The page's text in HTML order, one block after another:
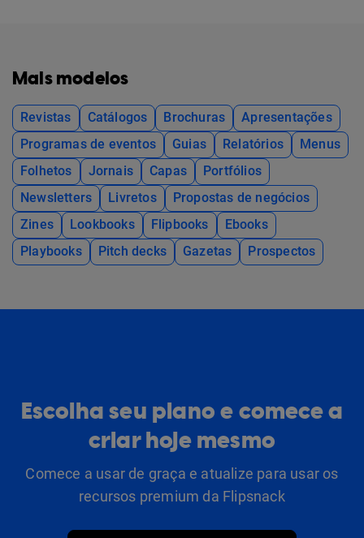
Mais modelos
Revistas Catálogos Brochuras
Apresentações
Programas de eventos
Guias Relatórios
Menus
Folhetos
Jornais Capas
Portfólios
Newsletters
Livretos
Propostas de negócios
Zines
Lookbooks Flipbooks
Ebooks
Playbooks
Pitch decks Gazetas Prospectos
Escolha seu plano e comece a
criar hoje mesmo
Comece a usar de graça e atualize para usar os
recursos premium da Flipsnack